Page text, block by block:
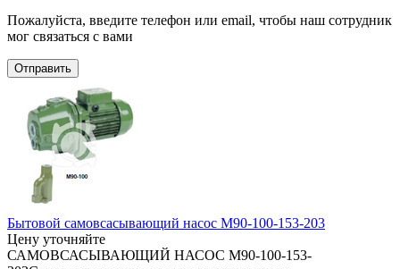
Пожалуйста, введите телефон или email, чтобы наш сотрудник
мог связаться с вами
Отправить
Бытовой самовсасывающий насос M90-100-153-203
Цену уточняйте
САМОВСАСЫВАЮЩИЙ НАСОС M90-100-153-